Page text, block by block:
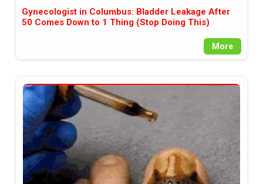
Gynecologist in Columbus: Bladder Leakage After
50 Comes Down to 1 Thing (Stop Doing This)
More